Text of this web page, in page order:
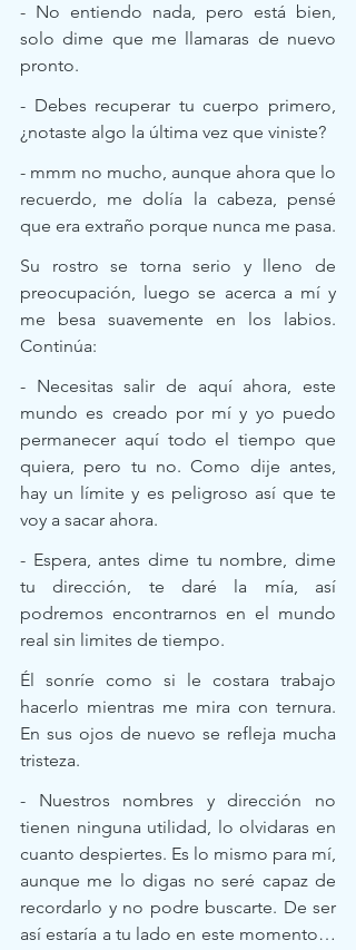
- No entiendo nada, pero está bien,
solo dime que me llamaras de nuevo
pronto.
- Debes recuperar tu cuerpo primero,
¿notaste algo la última vez que viniste?
- mmm no mucho, aunque ahora que lo
recuerdo, me dolía la cabeza, pensé
que era extraño porque nunca me pasa.
Su rostro se torna serio y lleno de
preocupación, luego se acerca a mí y
me besa suavemente en los labios.
Continúa:
- Necesitas salir de aquí ahora, este
mundo es creado por mí y yo puedo
permanecer aquí todo el tiempo que
quiera, pero tu no. Como dije antes,
hay un límite y es peligroso así que te
voy a sacar ahora.
- Espera, antes dime tu nombre, dime
tu dirección, te daré la mía, así
podremos encontrarnos en el mundo
real sin limites de tiempo.
Él sonríe como si le costara trabajo
hacerlo mientras me mira con ternura.
En sus ojos de nuevo se refleja mucha
tristeza.
- Nuestros nombres y dirección no
tienen ninguna utilidad, lo olvidaras en
cuanto despiertes. Es lo mismo para mí,
aunque me lo digas no seré capaz de
recordarlo y no podre buscarte. De ser
así estaría a tu lado en este momento…